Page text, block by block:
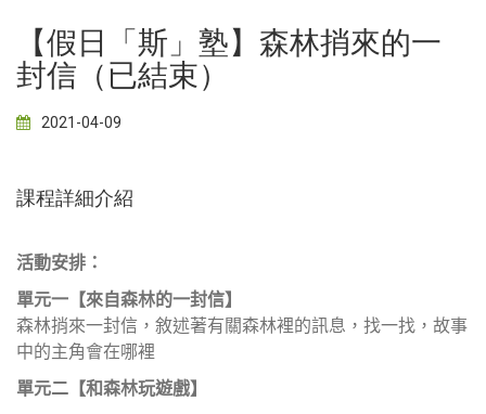
【假日「斯」塾】森林捎來的一
封信（已結束）
2021-04-09
課程詳細介紹
活動安排：
單元一【來自森林的一封信】
森林捎來一封信，敘述著有關森林裡的訊息，找一找，故事
中的主角會在哪裡
單元二【和森林玩遊戲】